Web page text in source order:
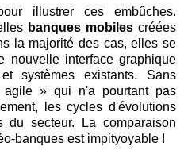
illustrer ces embûches.
banques mobilescréées
la majorité des cas, elles se
nouvelle interface graphique
systèmes existants. Sans
» qui n'a pourtant pas
les cycles d'évolutions
du secteur. La comparaison
banques est impityoyable !